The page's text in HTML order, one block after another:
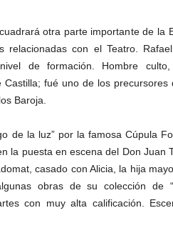
otra parte importante de la
relacionadas con el Teatro.
de formación. Hombre
fué uno de los precursores
Baroja.
de la luz” por la famosa Cúpula
la puesta en escena del Don Juan
casado con Alicia, la hija
obras de su colección de
con muy alta calificación.